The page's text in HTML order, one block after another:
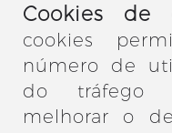
Cookies de
cookies
número de
do tráfego
melhorar o